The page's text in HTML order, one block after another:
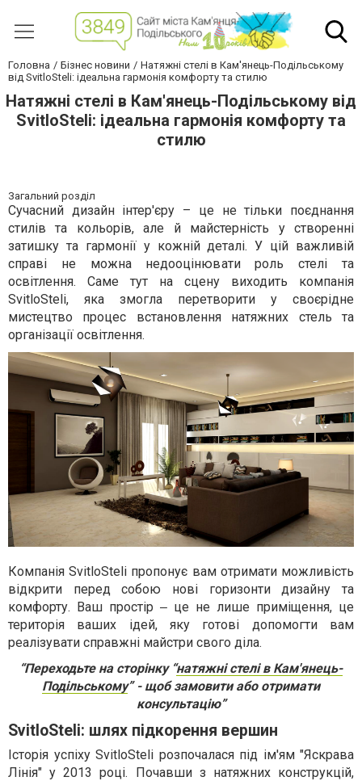
Головна Бізнес новини
Натяжні стелі в Кам'янець-Подільському
від SvitloSteli: ідеальна гармонія комфорту та стилю
Натяжні стелі в Кам'янець-Подільському від
SvitloSteli: ідеальна гармонія комфорту та
стилю
Загальний розділ
Сучасний дизайн інтер'єру – це не тільки поєднання
стилів та кольорів, але й майстерність у створенні
затишку та гармонії у кожній деталі. У цій важливій
справі не можна недооцінювати роль стелі та
освітлення. Саме тут на сцену виходить компанія
SvitloSteli, яка змогла перетворити у своєрідне
мистецтво процес встановлення натяжних стель та
організації освітлення.
Компанія SvitloSteli пропонує вам отримати можливість
відкрити перед собою нові горизонти дизайну та
комфорту. Ваш простір ‒ це не лише приміщення, це
територія ваших ідей, яку готові допомогти вам
реалізувати справжні майстри свого діла.
“Переходьте на сторінку “натяжні стелі в Кам'янець-
Подільському” - щоб замовити або отримати
консультацію”
SvitloSteli: шлях підкорення вершин
Історія успіху SvitloSteli розпочалася під ім'ям "Яскрава
Лінія" у 2013 році. Почавши з натяжних конструкцій,